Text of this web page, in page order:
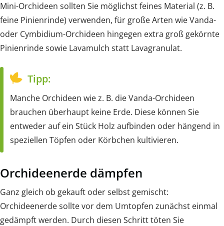
Mini-Orchideen sollten Sie möglichst feines Material (z. B.
feine Pinienrinde) verwenden, für große Arten wie Vanda-
oder Cymbidium-Orchideen hingegen extra groß gekörnte
Pinienrinde sowie Lavamulch statt Lavagranulat.
Tipp:
Manche Orchideen wie z. B. die Vanda-Orchideen
brauchen überhaupt keine Erde. Diese können Sie
entweder auf ein Stück Holz aufbinden oder hängend in
speziellen Töpfen oder Körbchen kultivieren.
Orchideenerde dämpfen
Ganz gleich ob gekauft oder selbst gemischt:
Orchideenerde sollte vor dem Umtopfen zunächst einmal
gedämpft werden. Durch diesen Schritt töten Sie